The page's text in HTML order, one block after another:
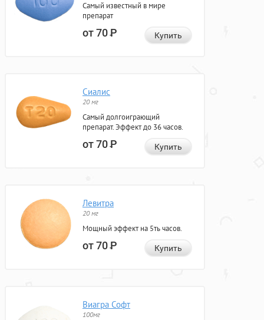
Самый известный в мире
препарат
от 70Р Купить
Сиалис
20 мг
Самый долгоиграющий
препарат. Эффект до 36 часов.
от 70Р Купить
Левитра
20 мг
Мощный эффект на 5ть часов.
от 70Р Купить
Виагра Софт
100мг